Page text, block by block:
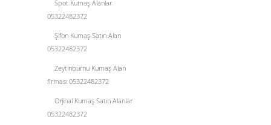
Spot Kumaş Alanlar
05322482372
Şifon Kumaş Satın Alan
05322482372
Zeytinburnu Kumaş Alan
firması 05322482372
Orjinal Kumaş Satın Alanlar
05322482372